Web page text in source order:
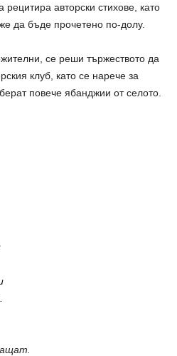
рецитира авторски стихове, като
да бъде прочетено по-долу.
се реши тържеството да
клуб, като се нарече за
повече ябанджии от селото.